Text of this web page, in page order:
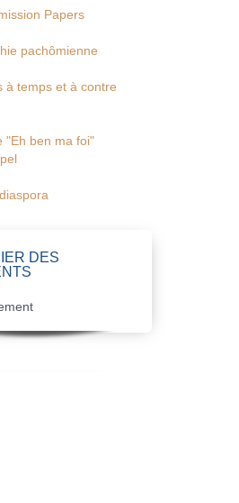
Papers
pachômienne
à temps et à contre
"Eh ben ma foi"
DES